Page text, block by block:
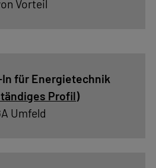
Profil
von Vorteil